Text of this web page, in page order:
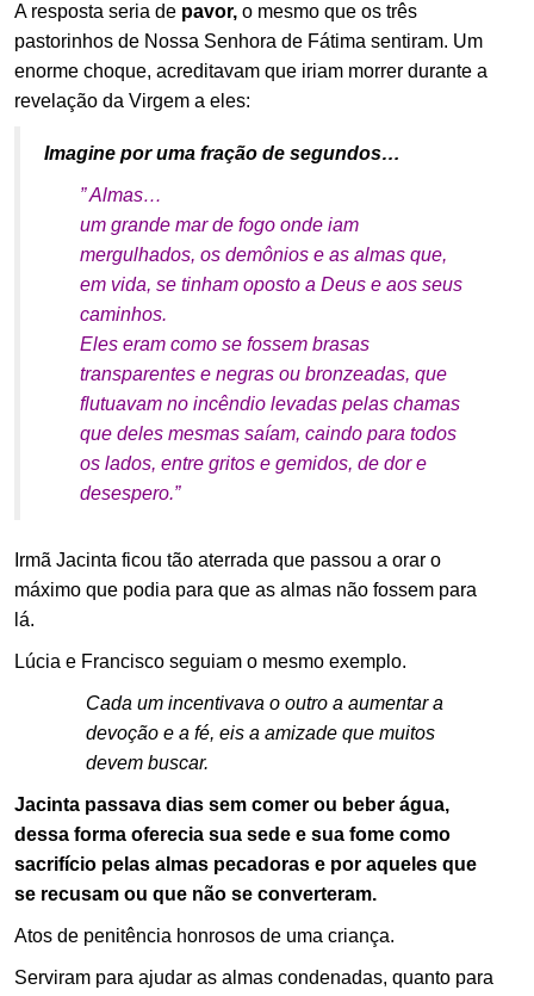
A resposta seria de pavor, o mesmo que os três
pastorinhos de Nossa Senhora de Fátima sentiram. Um
enorme choque, acreditavam que iriam morrer durante a
revelação da Virgem a eles:
Imagine por uma fração de segundos…
” Almas…
um grande mar de fogo onde iam
mergulhados, os demônios e as almas que,
em vida, se tinham oposto a Deus e aos seus
caminhos.
Eles eram como se fossem brasas
transparentes e negras ou bronzeadas, que
flutuavam no incêndio levadas pelas chamas
que deles mesmas saíam, caindo para todos
os lados, entre gritos e gemidos, de dor e
desespero.”
Irmã Jacinta ficou tão aterrada que passou a orar o
máximo que podia para que as almas não fossem para
lá.
Lúcia e Francisco seguiam o mesmo exemplo.
Cada um incentivava o outro a aumentar a
devoção e a fé, eis a amizade que muitos
devem buscar.
Jacinta passava dias sem comer ou beber água,
dessa forma oferecia sua sede e sua fome como
sacrifício pelas almas pecadoras e por aqueles que
se recusam ou que não se converteram.
Atos de penitência honrosos de uma criança.
Serviram para ajudar as almas condenadas, quanto para